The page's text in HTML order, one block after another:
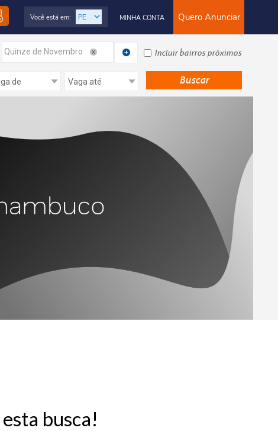
Quero Anunciar
MINHA CONTA
Você está em:
Quinze de Novembro Incluir bairros próximos
busca!